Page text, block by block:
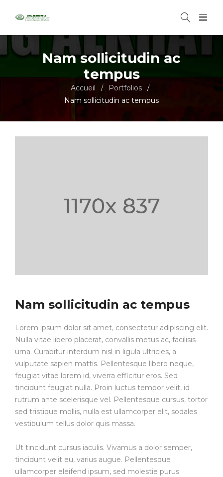
Nam sollicitudin ac
tempus
Accueil / Portfolios /
Nam sollicitudin ac tempus
Nam sollicitudin ac tempus
Lorem ipsum dolor sit amet, consectetur adipiscing elit.
Nulla vitae libero placerat, convallis metus ac, facilisis
urna. Curabitur interdum nisl in ligula ultricies, a
vulputate sapien mattis. Pellentesque libero neque,
feugiat vitae lorem id, viverra efficitur eros. Sed
tincidunt feugiat nulla. Proin luctus tempor velit, id
rutrum ante scelerisque vel. Pellentesque cursus, tortor
sed tristique mollis, nulla est ullamcorper elit, sodales
vestibulum tellus dolor quis massa.
Ut tincidunt cursus iaculis. Vivamus a dolor semper,
tincidunt velit eu, varius augue. Pellentesque
ullamcorper eleifend ipsum, sed molestie purus